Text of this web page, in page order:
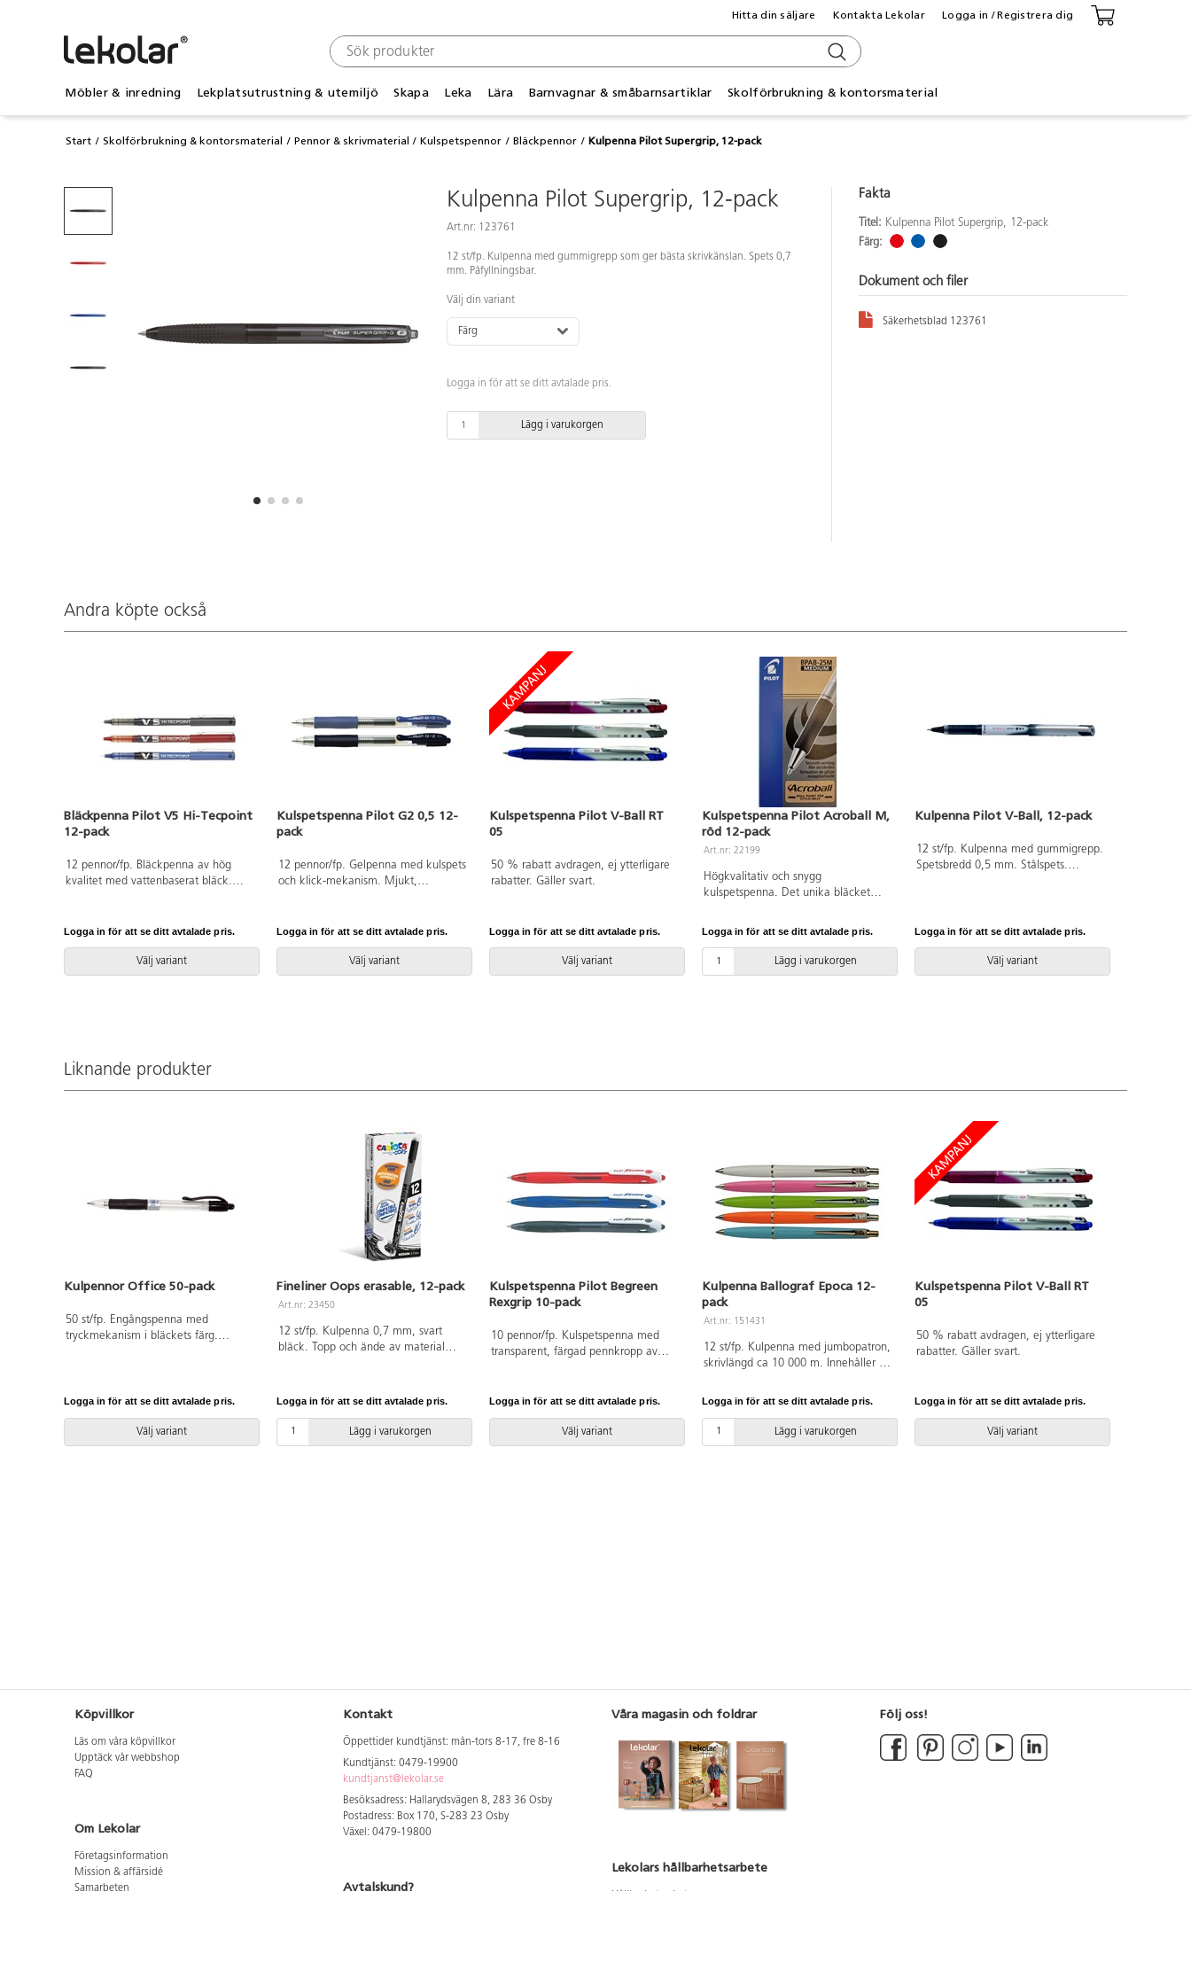
Möbler & inredning Lekplatsutrustning & utemiljö Skapa Leka Lära Barnvagnar & småbarnsartiklar Skolförbrukning & kontorsmaterial
Hitta din säljare Kontakta Lekolar Logga in / Registrera dig
Start Skolförbrukning & kontorsmaterial Pennor & skrivmaterial Kulspetspennor Bläckpennor Kulpenna Pilot Supergrip, 12-pack
Kulpenna Pilot Supergrip, 12-pack
Art.nr: 123761
12 st/fp. Kulpenna med gummigrepp som ger bästa skrivkänslan. Spets 0,7
mm. Påfyllningsbar.
Välj din variant
Färg
Logga in för att se ditt avtalade pris.
Lägg i varukorgen
Fakta
Titel: Kulpenna Pilot Supergrip, 12-pack
Färg:
Dokument och filer
Säkerhetsblad 123761
Andra köpte också
Bläckpenna Pilot V5 Hi-Tecpoint
12-pack
12 pennor/fp. Bläckpenna av hög
kvalitet med vattenbaserat bläck.
skrivkänsla. Pennan har en nålformad
spets och är tillverkad av 71 %
återvunnet material. Med clips.
Spetsbredd 0,5 mm.
Logga in för att se ditt avtalade pris.
Välj variant
Kulspetspenna Pilot G2 0,5 12-
pack
12 pennor/fp. Gelpenna med kulspets
och klick-mekanism. Mjukt,
0,5 mm.
Logga in för att se ditt avtalade pris.
Välj variant
Kulspetspenna Pilot V-Ball RT
05
50 % rabatt avdragen, ej ytterligare
rabatter. Gäller svart.
Logga in för att se ditt avtalade pris.
Välj variant
Kulspetspenna Pilot Acroball M,
röd 12-pack
Art.nr: 22199
Högkvalitativ och snygg
kulspetspenna. Det unika bläcket
Logga in för att se ditt avtalade pris.
Lägg i varukorgen
Kulpenna Pilot V-Ball, 12-pack
12 st/fp. Kulpenna med gummigrepp.
Spetsbredd 0,5 mm. Stålspets.
jämnt och maximerar skrivkänslan.
Logga in för att se ditt avtalade pris.
Välj variant
Liknande produkter
Kulpennor Office 50-pack
50 st/fp. Engångspenna med
tryckmekanism i bläckets färg.
Logga in för att se ditt avtalade pris.
Välj variant
Fineliner Oops erasable, 12-pack
Art.nr: 23450
12 st/fp. Kulpenna 0,7 mm, svart
bläck. Topp och ände av material
ergonomiskt trekantsgrepp för
bekväm fattning. Pennkropp och hatt
Logga in för att se ditt avtalade pris.
Lägg i varukorgen
Kulspetspenna Pilot Begreen
Rexgrip 10-pack
10 pennor/fp. Kulspetspenna med
transparent, färgad pennkropp av
bläck och stålspets.
Logga in för att se ditt avtalade pris.
Välj variant
Kulpenna Ballograf Epoca 12-
pack
Art.nr: 151431
12 st/fp. Kulpenna med jumbopatron,
skrivlängd ca 10 000 m. Innehåller 5
av cellulosaplast. Påfyllnadspatron
78592 passar till.
Logga in för att se ditt avtalade pris.
Lägg i varukorgen
Kulspetspenna Pilot V-Ball RT
05
50 % rabatt avdragen, ej ytterligare
rabatter. Gäller svart.
Logga in för att se ditt avtalade pris.
Välj variant
Köpvillkor
Läs om våra köpvillkor
Upptäck vår webbshop
FAQ
Om Lekolar
Företagsinformation
Mission & affärsidé
Samarbeten
Kontakt
Öppettider kundtjänst: mån-tors 8-17, fre 8-16
Kundtjänst: 0479-19900
kundtjanst@lekolar.se
Besöksadress: Hallarydsvägen 8, 283 36 Osby
Postadress: Box 170, S-283 23 Osby
Växel: 0479-19800
Avtalskund?
Våra magasin och foldrar
Lekolars hållbarhetsarbete
Följ oss!